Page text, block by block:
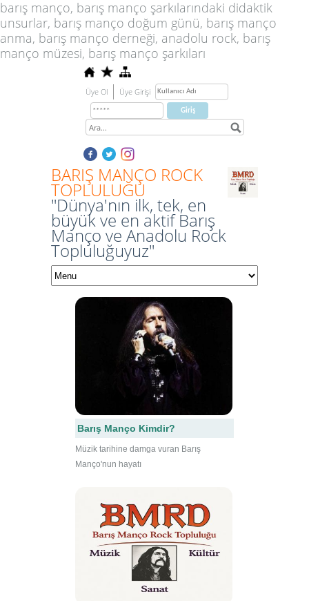
barış manço, barış manço şarkılarındaki didaktik
unsurlar, barış manço doğum günü, barış manço
anma, barış manço derneği, anadolu rock, barış
manço müzesi, barış manço şarkıları
Üye Ol Üye Girişi
BARIŞ MANÇO ROCK
TOPLULUĞU
"Dünya'nın ilk, tek, en
büyük ve en aktif Barış
Manço ve Anadolu Rock
Topluluğuyuz"
Barış Manço Kimdir?
Müzik tarihine damga vuran Barış
Manço'nun hayatı